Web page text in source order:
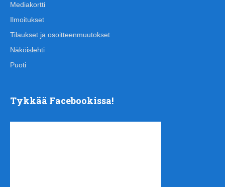
Mediakortti
Ilmoitukset
Tilaukset ja osoitteenmuutokset
Näköislehti
Puoti
Tykkää Facebookissa!